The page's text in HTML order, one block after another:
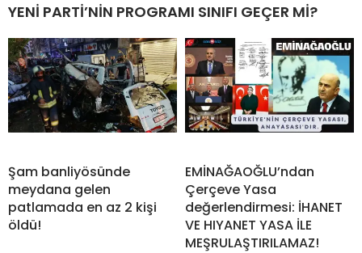
YENİ PARTİ’NİN PROGRAMI SINIFI GEÇER Mİ?
Şam banliyösünde
meydana gelen
patlamada en az 2 kişi
öldü!
EMİNAĞAOĞLU’ndan
Çerçeve Yasa
değerlendirmesi: İHANET
VE HIYANET YASA İLE
MEŞRULAŞTIRILAMAZ!